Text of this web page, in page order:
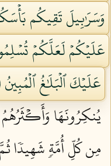
وَسَرَٰبِيلَ تَقِيكُم
عَلَيۡكُمۡ لَعَلَّكُمۡ
عَلَيۡكَ ٱلۡبَلَٰغُ ٱلۡمُبِينُ ٨٢
يُنكِرُونَهَا وَأَكۡثَرُهُمُ
مِن كُلِّ أُمَّةٖ شَهِيدٗا